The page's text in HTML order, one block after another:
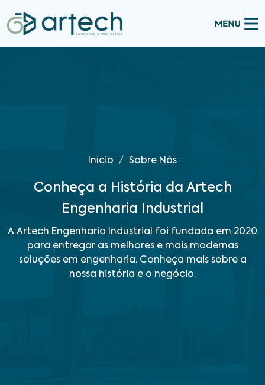
Início Sobre Nós
Conheça a História da Artech
Engenharia Industrial
A Artech Engenharia Industrial foi fundada em 2020
para entregar as melhores e mais modernas
soluções em engenharia. Conheça mais sobre a
nossa história e o negócio.